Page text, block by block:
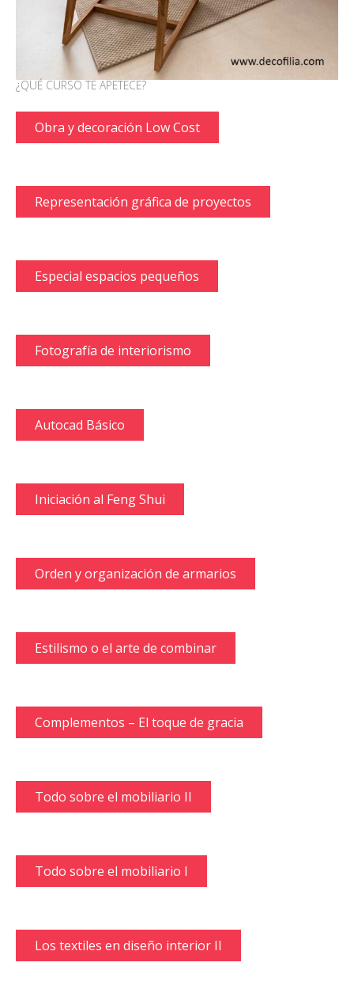
¿QUÉ CURSO TE APETECE?
Obra y decoración Low Cost
Representación gráfica de proyectos
Especial espacios pequeños
Fotografía de interiorismo
Autocad Básico
Iniciación al Feng Shui
Orden y organización de armarios
Estilismo o el arte de combinar
Complementos – El toque de gracia
Todo sobre el mobiliario II
Todo sobre el mobiliario I
Los textiles en diseño interior II